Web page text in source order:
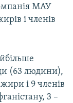
МАУ
і членів
(63 людини),
і 9 членів
3 –